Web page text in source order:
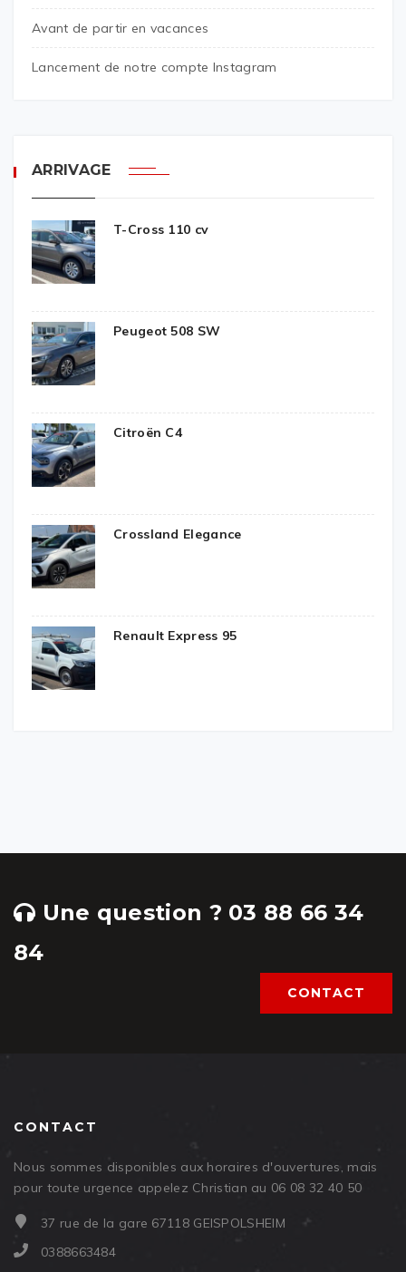
Avant de partir en vacances
Lancement de notre compte Instagram
ARRIVAGE
T-Cross 110 cv
Peugeot 508 SW
Citroën C4
Crossland Elegance
Renault Express 95
Une question ? 03 88 66 34
84
CONTACT
CONTACT
Nous sommes disponibles aux horaires d'ouvertures, mais
pour toute urgence appelez Christian au 06 08 32 40 50
37 rue de la gare 67118 GEISPOLSHEIM
0388663484